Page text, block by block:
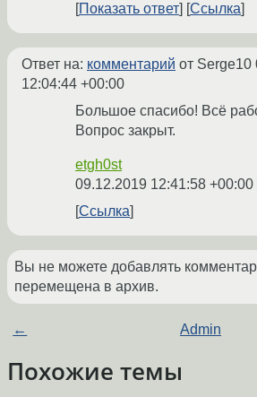
Показать ответ
Ссылка
Ответ на: комментарий от Serge10
12:04:44 +00:00
Большое спасибо! Всё
Вопрос закрыт.
etgh0st
09.12.2019 12:41:58 +00:00
Ссылка
Вы не можете добавлять
перемещена в архив.
← Admin
Похожие темы